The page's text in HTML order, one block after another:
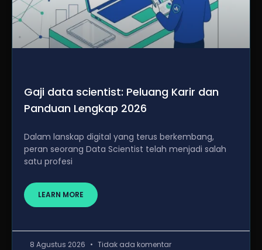
Gaji data scientist: Peluang Karir dan
Panduan Lengkap 2026
Dalam lanskap digital yang terus berkembang,
peran seorang Data Scientist telah menjadi salah
satu profesi
LEARN MORE
8 Agustus 2026 Tidak ada komentar